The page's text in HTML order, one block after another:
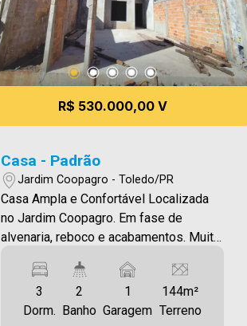
R$ 530.000,00 V
Casa - Padrão
Jardim Coopagro - Toledo/PR
Casa Ampla e Confortável Localizada
no Jardim Coopagro. Em fase de
alvenaria, reboco e acabamentos. Muito
Cirne Lima O Imóvel conta com: - Sala
de estar (com lustre) - Sala de jantar -
Cozinha (integrada com as salas de
3
Dorm.
2
Banho
1
Garagem
144m²
Terreno